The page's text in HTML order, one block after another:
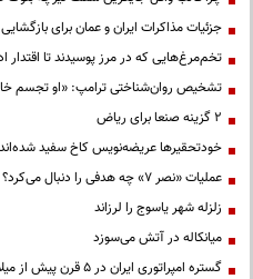
جزئیات مذاکرات ایران و عمان برای
تخم‌مرغ‌هایی که در مرز پوسیدند تا اقتدار
تشخیص روان‌شناختی ترامپ: «او تجسم
۲ گزینه صنعا برای ریاض
خودتحقیرها عریضه‌نویس کاخ سفید
عملیات «نصر ۷» چه هدفی را دنبال می‌کرد؟
زلزله شهر یاسوج را لرزاند
میانکاله در آتش می‌سوزد
گستره امپراتوری ایران در ۵ قرن پیش از میلاد؛ تصویری از ایران ۲۵ قرن پیش